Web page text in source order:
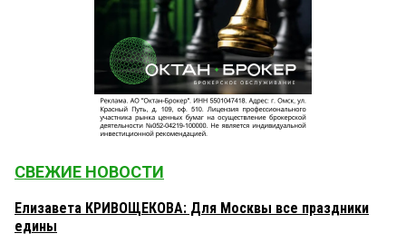
СВЕЖИЕ НОВОСТИ
Елизавета КРИВОЩЕКОВА: Для Москвы все праздники
едины